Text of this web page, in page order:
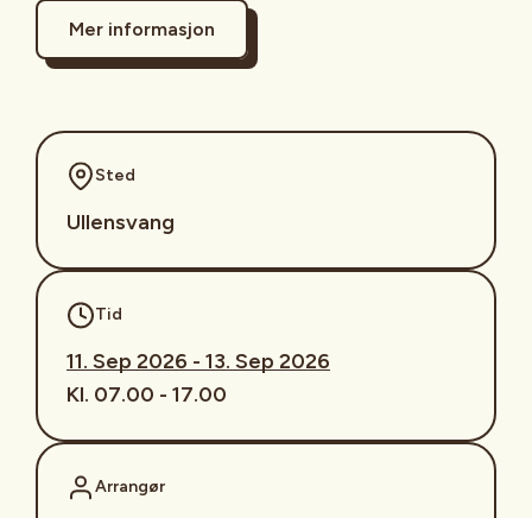
Mer informasjon
Sted
Ullensvang
Tid
11. Sep 2026 - 13. Sep 2026
Kl. 07.00 - 17.00
Arrangør